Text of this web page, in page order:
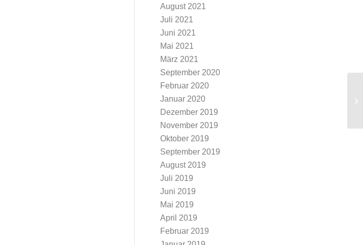
August 2021
Juli 2021
Juni 2021
Mai 2021
März 2021
September 2020
Februar 2020
Januar 2020
Dezember 2019
November 2019
Oktober 2019
September 2019
August 2019
Juli 2019
Juni 2019
Mai 2019
April 2019
Februar 2019